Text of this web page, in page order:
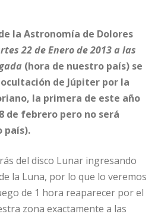
la Astronomía de Dolores
22 de Enero de 2013 a las
(hora de nuestro país) se
de Júpiter por la
la primera de este año
de febrero pero no será
país).
del disco Lunar ingresando
la Luna, por lo que lo veremos
de 1 hora reaparecer por el
zona exactamente a las